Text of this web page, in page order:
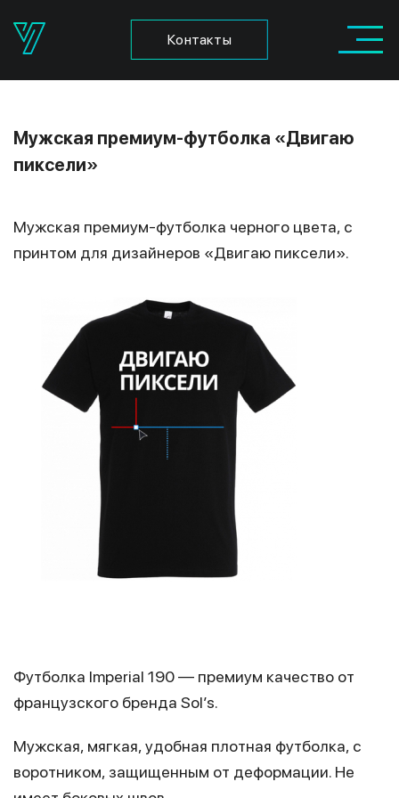
Контакты
Мужская премиум-футболка «Двигаю
пиксели»
Мужская премиум-футболка черного цвета, с
принтом для дизайнеров «Двигаю пиксели».
Футболка Imperial 190 — премиум качество от
французского бренда Sol’s.
Мужская, мягкая, удобная плотная футболка, с
воротником, защищенным от деформации. Не